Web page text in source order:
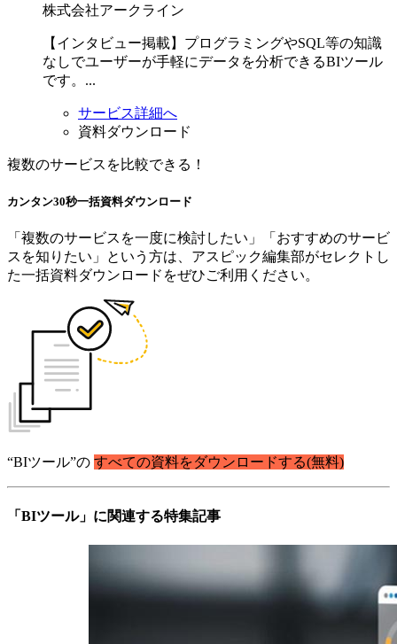
株式会社アークライン
【インタビュー掲載】プログラミングやSQL等の知識
なしでユーザーが手軽にデータを分析できるBIツール
です。...
サービス詳細へ
資料ダウンロード
複数のサービスを比較できる！
カンタン30秒一括資料ダウンロード
「複数のサービスを一度に検討したい」「おすすめのサービ
スを知りたい」という方は、アスピック編集部がセレクトし
た一括資料ダウンロードをぜひご利用ください。
“BIツール”の すべての資料をダウンロードする(無料)
「BIツール」に関連する特集記事